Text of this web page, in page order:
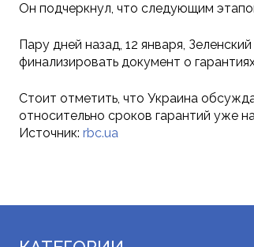
Он подчеркнул, что следующим
Пару дней назад, 12 января,
финализировать документ о
Стоит отметить, что Украина
относительно сроков гарантий уже
Источник: rbc.ua